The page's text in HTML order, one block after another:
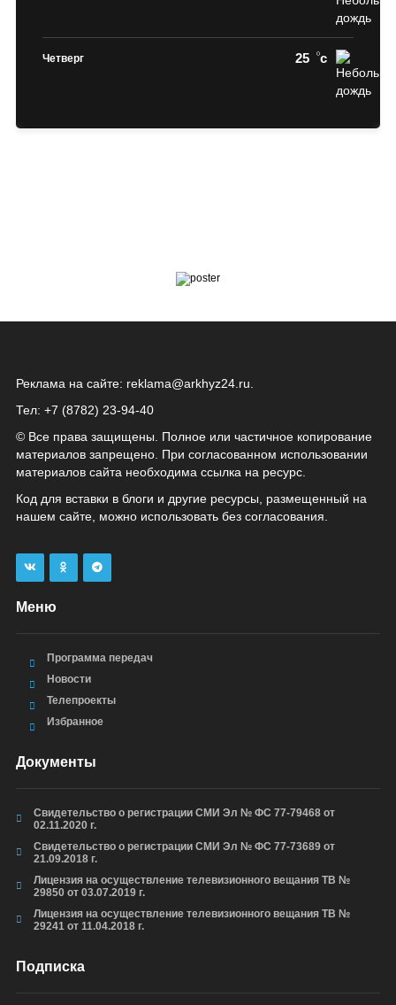
Четверг 25 c
Реклама на сайте: reklama@arkhyz24.ru
Тел: +7 (8782) 23‑94‑40
© Все права защищены. Полное или частичное копирование
материалов запрещено. При согласованном использовании
материалов сайта необходима ссылка на ресурс.
Код для вставки в блоги и другие ресурсы, размещенный на
нашем сайте, можно использовать без согласования.
Меню
Программа передач
Новости
Телепроекты
Избранное
Документы
Свидетельство о регистрации СМИ Эл № ФС 77-79468 от
02.11.2020 г.
Свидетельство о регистрации СМИ Эл № ФС 77-73689 от
21.09.2018 г.
Лицензия на осуществление телевизионного вещания ТВ №
29850 от 03.07.2019 г.
Лицензия на осуществление телевизионного вещания ТВ №
29241 от 11.04.2018 г.
Подписка